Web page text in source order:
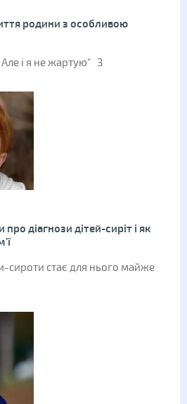
родини з особливою
Але і я не жартую" З
діагнози дітей-сиріт і як
сироти стає для нього майже